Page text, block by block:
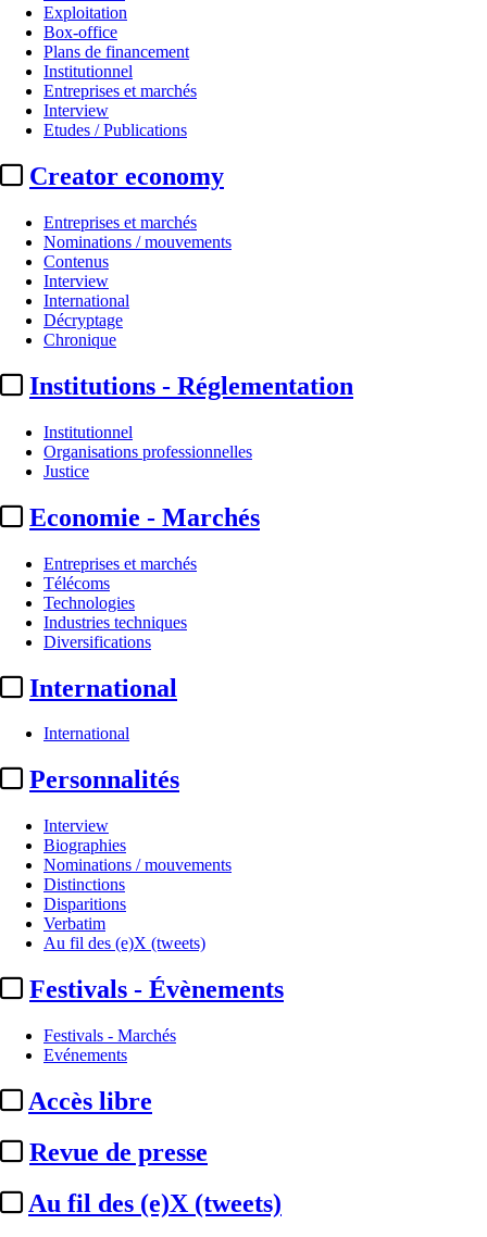
Exploitation
Box-office
Plans de financement
Institutionnel
Entreprises et marchés
Interview
Etudes / Publications
Creator economy
Entreprises et marchés
Nominations / mouvements
Contenus
Interview
International
Décryptage
Chronique
Institutions - Réglementation
Institutionnel
Organisations professionnelles
Justice
Economie - Marchés
Entreprises et marchés
Télécoms
Technologies
Industries techniques
Diversifications
International
International
Personnalités
Interview
Biographies
Nominations / mouvements
Distinctions
Disparitions
Verbatim
Au fil des (e)X (tweets)
Festivals - Évènements
Festivals - Marchés
Evénements
Accès libre
Revue de presse
Au fil des (e)X (tweets)
NRJ :l’animateur Camille
Combal quitte la station
ParLB
Actualité n° 349264